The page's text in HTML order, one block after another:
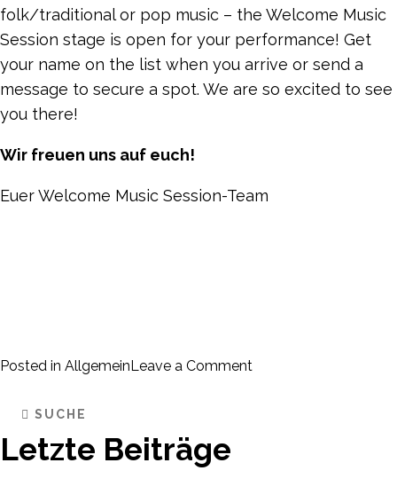
folk/traditional or pop music – the Welcome Music
Session stage is open for your performance! Get
your name on the list when you arrive or send a
message to secure a spot. We are so excited to see
you there!
Wir freuen uns auf euch!
Euer Welcome Music Session-Team
Posted in AllgemeinLeave a Commenton
Letzte Beiträge